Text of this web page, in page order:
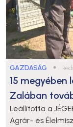
GAZDASÁG ●
15 megyében
Zalában
Leállította a
Agrár- és